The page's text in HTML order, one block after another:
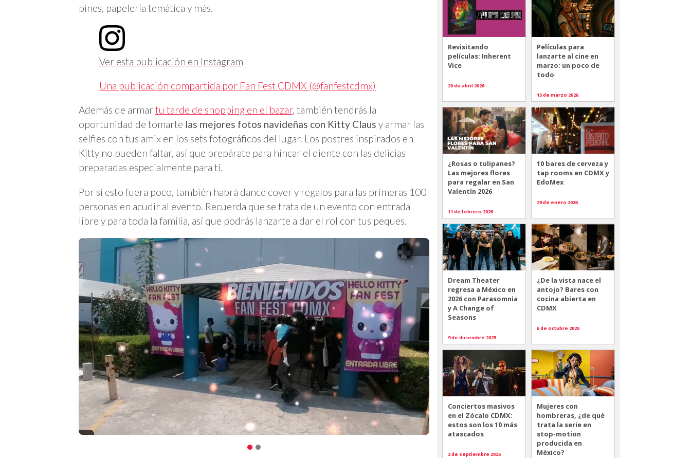
pines, papelería temática y más.
Ver esta publicación en Instagram
Una publicación compartida por Fan Fest CDMX (@fanfestcdmx)
Además de armartu tarde de shopping en el bazar, también tendrás la
oportunidad de tomarte las mejores fotos navideñas con Kitty Claus y armar las
selfies con tus amix en los sets fotográficos del lugar. Los postres inspirados en
Kitty no pueden faltar, así que prepárate para hincar el diente con las delicias
preparadas especialmente para ti.
Por si esto fuera poco, también habrá dance cover y regalos para las primeras 100
personas en acudir al evento. Recuerda que se trata de un evento con entrada
libre y para toda la familia, así que podrás lanzarte a dar el rol con tus peques.
Revisitando
películas: Inherent
Vice
20 de abril 2026
Películas para
lanzarte al cine en
marzo: un poco de
todo
15 de marzo 2026
¿Rosas o tulipanes?
Las mejores flores
para regalar en San
Valentín 2026
11 de febrero 2026
10 bares de cerveza y
tap rooms en CDMX y
EdoMex
29 de enero 2026
Dream Theater
regresa a México en
2026 con Parasomnia
y A Change of
Seasons
9 de diciembre 2025
¿De la vista nace el
antojo? Bares con
cocina abierta en
CDMX
6 de octubre 2025
Conciertos masivos
en el Zócalo CDMX:
estos son los 10 más
atascados
2 de septiembre 2025
Mujeres con
hombreras, ¿de qué
trata la serie en
stop-motion
producida en
México?